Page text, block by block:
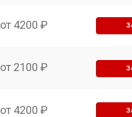
от 4200 ₽
от 2100 ₽
от 4200 ₽